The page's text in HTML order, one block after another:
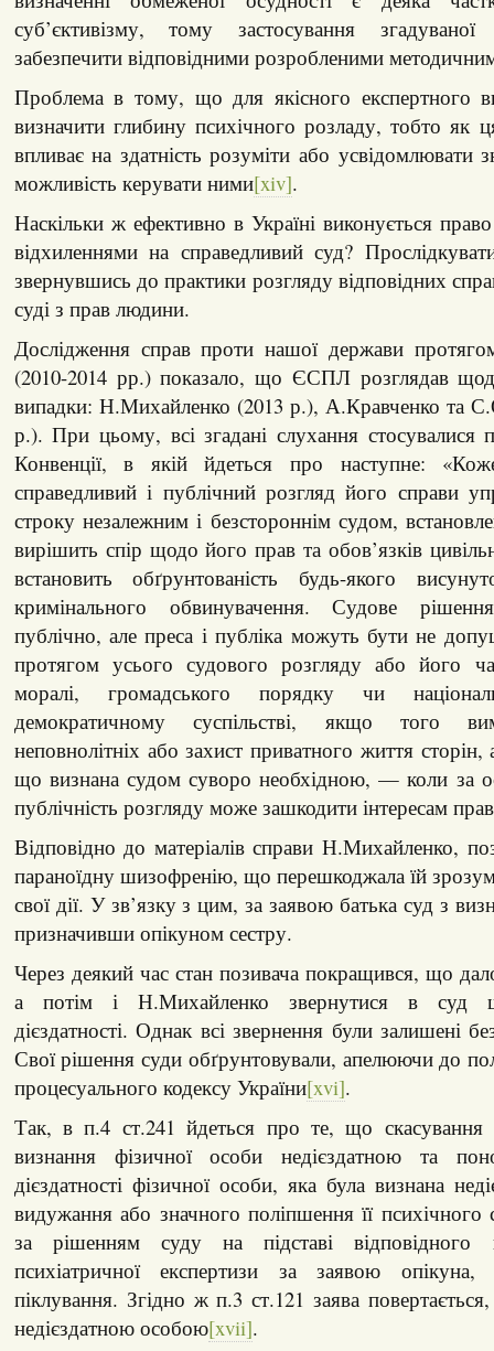
суб’єктивізму, тому застосування згадуваної
забезпечити відповідними розробленими
Проблема в тому, що для якісного експертного
визначити глибину психічного розладу, тобто як
впливає на здатність розуміти або усвідомлювати
можливість керувати ними[xiv].
Наскільки ж ефективно в Україні виконується
відхиленнями на справедливий суд?
звернувшись до практики розгляду відповідних
суді з прав людини.
Дослідження справ проти нашої держави
(2010-2014 рр.) показало, що ЄСПЛ розглядав
випадки: Н.Михайленко (2013 р.), А.Кравченко та
р.). При цьому, всі згадані слухання стосувалися
Конвенції, в якій йдеться про наступне:
справедливий і публічний розгляд його справи
строку незалежним і безстороннім судом,
вирішить спір щодо його прав та обов’язків
встановить обґрунтованість будь-якого
кримінального обвинувачення. Судове
публічно, але преса і публіка можуть бути не
протягом усього судового розгляду або його
моралі, громадського порядку чи
демократичному суспільстві, якщо того
неповнолітніх або захист приватного життя
що визнана судом суворо необхідною, — коли за
публічність розгляду може зашкодити інтересам
Відповідно до матеріалів справи Н.Михайленко,
параноїдну шизофренію, що перешкоджала їй
свої дії. У зв’язку з цим, за заявою батька суд з
призначивши опікуном сестру.
Через деякий час стан позивача покращився, що
а потім і Н.Михайленко звернутися в суд
дієздатності. Однак всі звернення були залишені
Свої рішення суди обґрунтовували, апелюючи до
процесуального кодексу України[xvi].
Так, в п.4 ст.241 йдеться про те, що
визнання фізичної особи недієздатною та
дієздатності фізичної особи, яка була визнана
видужання або значного поліпшення її психічного
за рішенням суду на підставі відповідного
психіатричної експертизи за заявою
піклування. Згідно ж п.3 ст.121 заява
недієздатною особою[xvii].